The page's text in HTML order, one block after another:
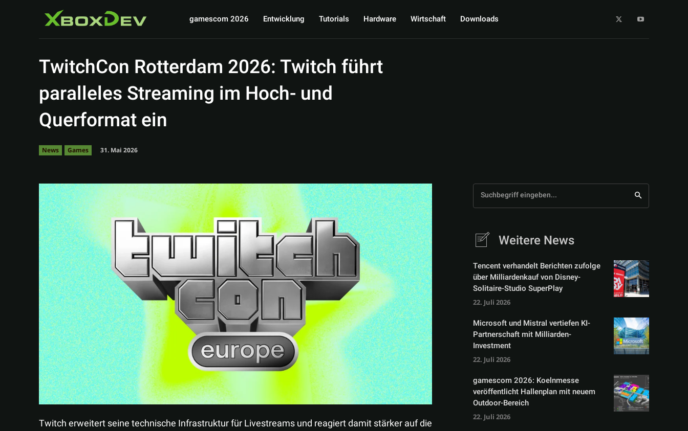
gamescom 2026 Entwicklung Tutorials Hardware Wirtschaft Downloads
TwitchCon Rotterdam 2026: Twitch führt
paralleles Streaming im Hoch- und
Querformat ein
News Games 31. Mai 2026
Teilen
Twitch erweitert seine technische Infrastruktur für Livestreams und reagiert damit stärker auf die
Suchbegriff eingeben...
Weitere News
Tencent verhandelt Berichten zufolge
über Milliardenkauf von Disney-
Solitaire-Studio SuperPlay
22. Juli 2026
Microsoft und Mistral vertiefen KI-
Partnerschaft mit Milliarden-
Investment
22. Juli 2026
gamescom 2026: Koelnmesse
veröffentlicht Hallenplan mit neuem
Outdoor-Bereich
22. Juli 2026